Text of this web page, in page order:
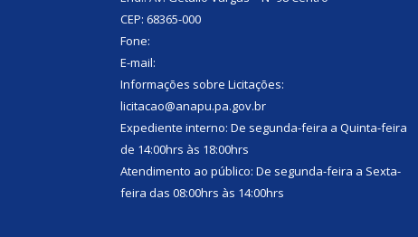
CEP: 68365-000
Fone:
E-mail:
Informações sobre Licitações:
licitacao@anapu.pa.gov.br
Expediente interno: De segunda-feira a Quinta-feira
de 14:00hrs às 18:00hrs
Atendimento ao público: De segunda-feira a Sexta-
feira das 08:00hrs às 14:00hrs